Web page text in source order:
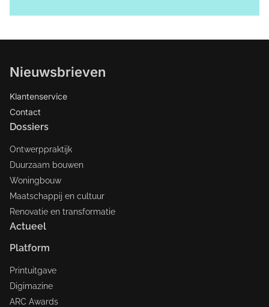
Nieuwsbrieven
Klantenservice
Contact
Dossiers
Ontwerppraktijk
Duurzaam bouwen
Woningbouw
Maatschappij en cultuur
Renovatie en transformatie
Actueel
Platform
Printuitgave
Digimazine
ARC Awards